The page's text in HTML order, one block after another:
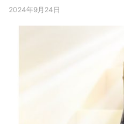
2024年9月24日